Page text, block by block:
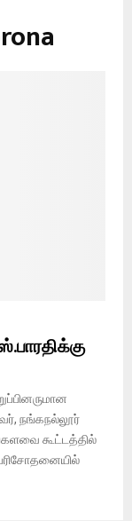
நங்கநல்லூர்
கூட்டத்தில்